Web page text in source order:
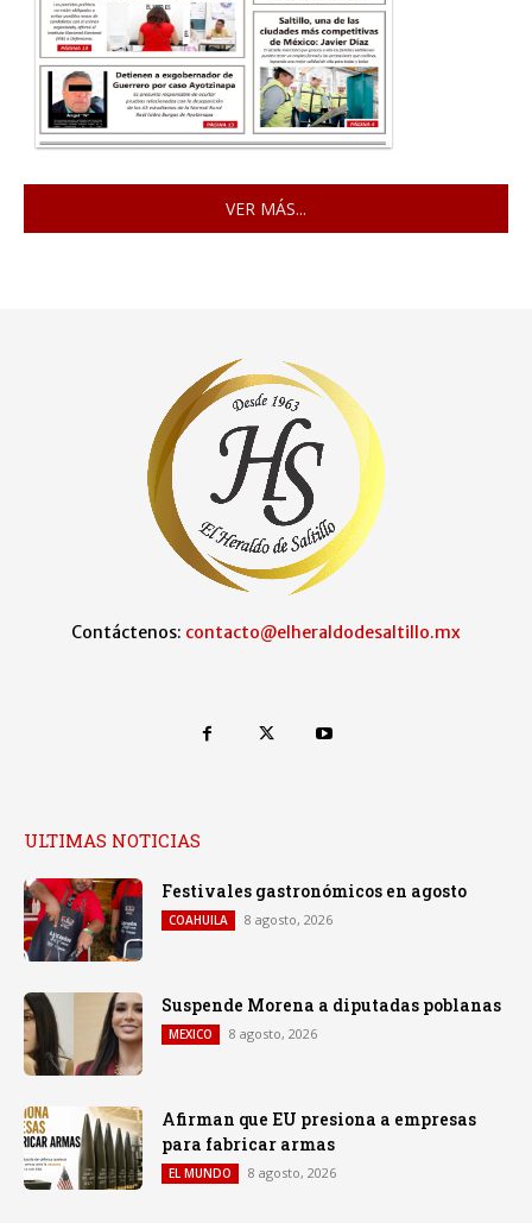
VER MÁS...
Contáctenos: contacto@elheraldodesaltillo.mx
ULTIMAS NOTICIAS
Festivales gastronómicos en agosto
COAHUILA 8 agosto, 2026
Suspende Morena a diputadas poblanas
MEXICO 8 agosto, 2026
Afirman que EU presiona a empresas
para fabricar armas
EL MUNDO 8 agosto, 2026